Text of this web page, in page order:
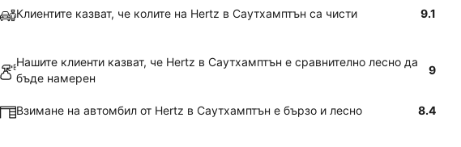
Клиентите казват, че колите на Hertz в Саутхамптън са чисти 9.1
Нашите клиенти казват, че Hertz в Саутхамптън е сравнително лесно да
бъде намерен
9
Взимане на автомбил от Hertz в Саутхамптън е бързо и лесно 8.4